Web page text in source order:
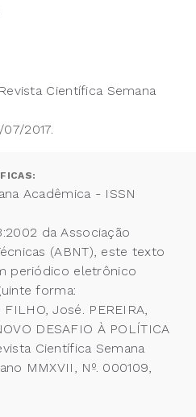
Científica Semana
2017.
Acadêmica - ISSN
da Associação
(ABNT), este texto
periódico eletrônico
forma:
José. PEREIRA,
DESAFIO À POLÍTICA
Científica Semana
MMXVII, Nº. 000109,